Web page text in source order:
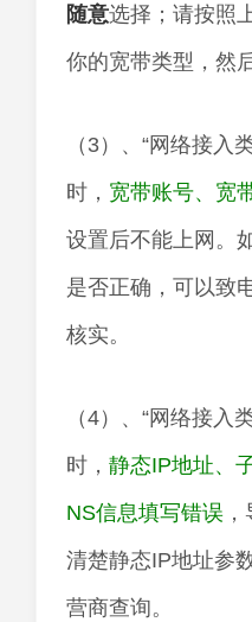
随意选择；请按照
你的宽带类型，然
（3）、“网络接入
时， 宽带账号、宽
设置后不能上网。
是否正确，可以致
核实。
（4）、“网络接入
时， 静态IP地址、
NS信息填写错误
清楚静态IP地址参
营商查询。